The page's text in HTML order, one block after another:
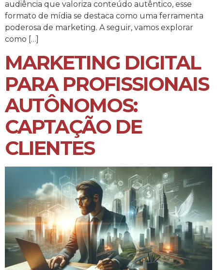
audiência que valoriza conteúdo autêntico, esse
formato de mídia se destaca como uma ferramenta
poderosa de marketing. A seguir, vamos explorar
como […]
MARKETING DIGITAL
PARA PROFISSIONAIS
AUTÔNOMOS:
CAPTAÇÃO DE
CLIENTES